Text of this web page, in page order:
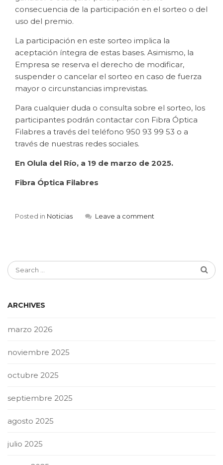
consecuencia de la participación en el sorteo o del
uso del premio.
La participación en este sorteo implica la
aceptación íntegra de estas bases. Asimismo, la
Empresa se reserva el derecho de modificar,
suspender o cancelar el sorteo en caso de fuerza
mayor o circunstancias imprevistas.
Para cualquier duda o consulta sobre el sorteo, los
participantes podrán contactar con Fibra Óptica
Filabres a través del teléfono 950 93 99 53 o a
través de nuestras redes sociales.
En Olula del Río, a 19 de marzo de 2025.
Fibra Óptica Filabres
Posted in Noticias Leave a comment
ARCHIVES
marzo 2026
noviembre 2025
octubre 2025
septiembre 2025
agosto 2025
julio 2025